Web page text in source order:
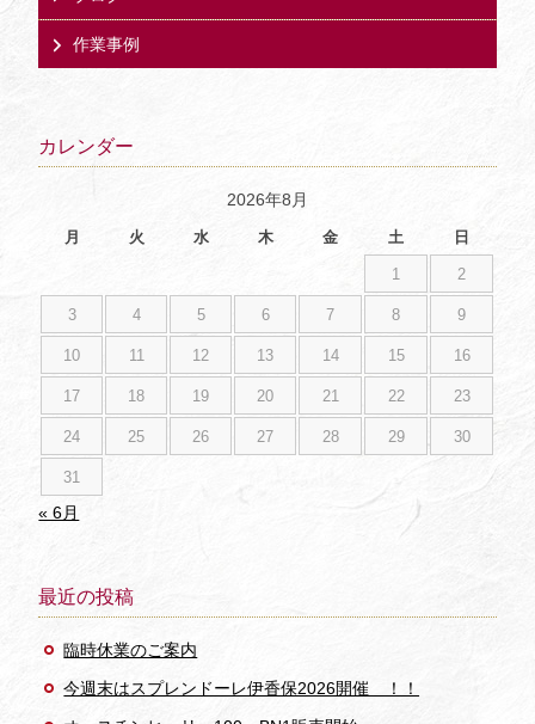
作業事例
カレンダー
2026年8月
月 火 水 木 金 土 日
1 2
3 4 5 6 7 8 9
10 11 12 13 14 15 16
17 18 19 20 21 22 23
24 25 26 27 28 29 30
31
« 6月
最近の投稿
臨時休業のご案内
今週末はスプレンドーレ伊香保2026開催 ！！